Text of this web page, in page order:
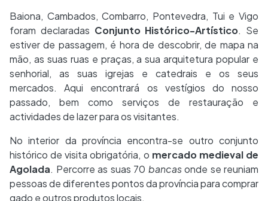
Baiona, Cambados, Combarro, Pontevedra, Tui e Vigo
foram declaradas Conjunto Histórico-Artístico. Se
estiver de passagem, é hora de descobrir, de mapa na
mão, as suas ruas e praças, a sua arquitetura popular e
senhorial, as suas igrejas e catedrais e os seus
mercados. Aqui encontrará os vestígios do nosso
passado, bem como serviços de restauração e
actividades de lazer para os visitantes.
No interior da província encontra-se outro conjunto
histórico de visita obrigatória, o mercado medieval de
Agolada. Percorre as suas 70 bancasonde se reuniam
pessoas de diferentes pontos da província para comprar
gado e outros produtos locais.